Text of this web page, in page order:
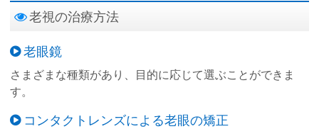
老視の治療方法
老眼鏡
さまざまな種類があり、目的に応じて選ぶことができま
す。
コンタクトレンズによる老眼の矯正